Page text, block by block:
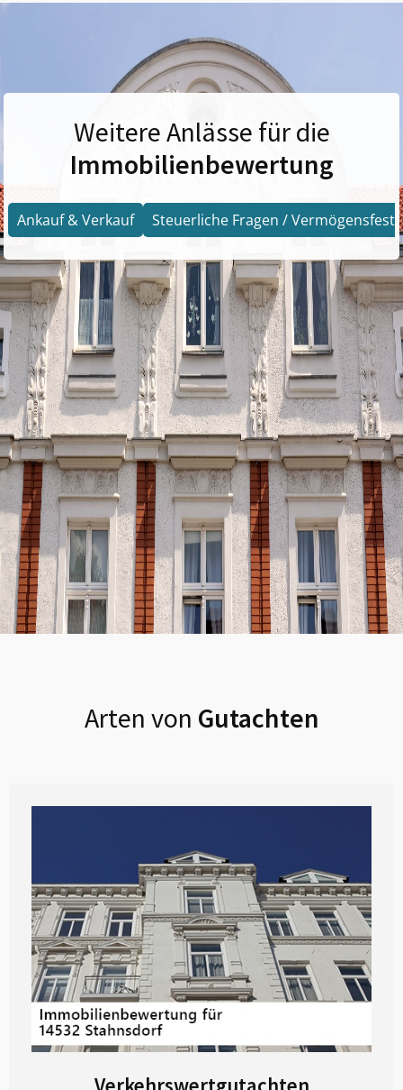
Weitere Anlässe für die
Immobilienbewertung
Ankauf & Verkauf Steuerliche Fragen /
Arten von Gutachten